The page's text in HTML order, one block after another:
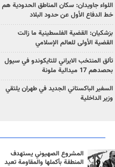
اللواء جاويدان: سكان المناطق الحدودية هم
خط الدفاع الأول عن حدود البلاد
بزشكيان: القضية الفلسطينية ما زالت
القضية الأولى للعالم الإسلامي
تألق المنتخب الايراني للتايكوندو في سيول
بحصدهم 17 ميدالية ملونة
السفير الباكستاني الجديد في طهران يلتقي
وزير الداخلية
المشروع الصهيوني يستهدف
المنطقة بأكملها والمقاومة تعيد